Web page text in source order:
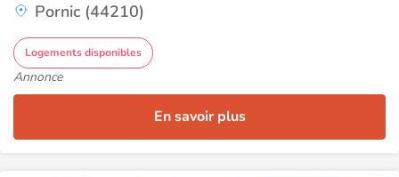
Pornic (44210)
Logements disponibles
Annonce
En savoir plus